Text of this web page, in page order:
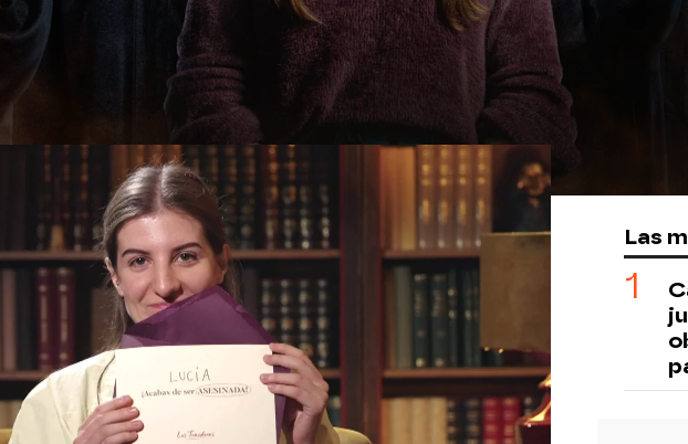
los asesinatos que se han producido en
Traitors,
el que más les ha dolido perpetrar a los
el de Lucía. La jugadora se hizo con el cariño de
de los miembros del cónclave.
que su momento favorito en esta experiencia es
ataúd", lo que ocurrió durante el funeral de Lía.
"viendo los pajaritos" y pensando: "Por favor,
la tapa". Eso sí, para ella su momento más
fue verse en la mesa redonda, sentir el primer día
parte de Traitors.
qué tres jugadores se lleva de esta experiencia.
de corazón reservado para Cano, para
Juan", afirma.
¡Descubre en el vídeo todo lo que
Las